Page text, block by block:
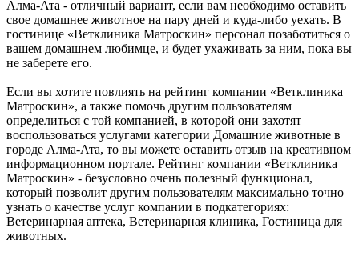
Алма-Ата - отличный вариант, если вам необходимо оставить
свое домашнее животное на пару дней и куда-либо уехать. В
гостинице «Ветклиника Матроскин» персонал позаботиться о
вашем домашнем любимце, и будет ухаживать за ним, пока вы
не заберете его.
Если вы хотите повлиять на рейтинг компании «Ветклиника
Матроскин», а также помочь другим пользователям
определиться с той компанией, в которой они захотят
воспользоваться услугами категории Домашние животные в
городе Алма-Ата, то вы можете оставить отзыв на креативном
информационном портале. Рейтинг компании «Ветклиника
Матроскин» - безусловно очень полезный функционал,
который позволит другим пользователям максимально точно
узнать о качестве услуг компании в подкатегориях:
Ветеринарная аптека, Ветеринарная клиника, Гостиница для
животных.